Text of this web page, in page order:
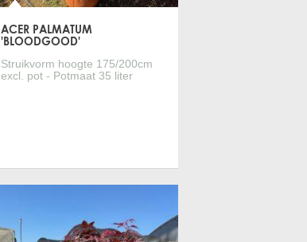
TRACHYCARPUS FORTUNEI
PUNICA GRANATUM
LIGUSTRUM TEXANUM ‘SILVER STAR’
TAXUS CUSPIDATA
ACER PALMATUM
'BLOODGOOD'
Struikvorm hoogte 175/200cm
excl. pot - Potmaat 35 liter
Meer informatie